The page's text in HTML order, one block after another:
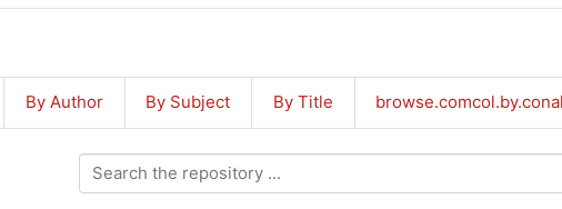
By Author By Subject By Title